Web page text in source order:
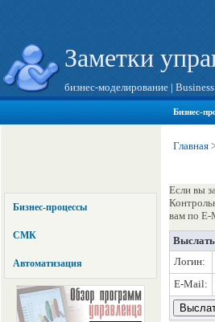
Заметки
бизнес-моделирование |
Бизнес-
Бизнес-процессы
СМК
Автоматизация
Главная
Если вы
вам по
Логин:
E-Mail: